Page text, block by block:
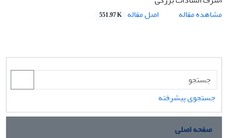
مشاهده مقاله
اصل مقاله 551.97 K
جستجوی پیشرفته
صفحه اصلی